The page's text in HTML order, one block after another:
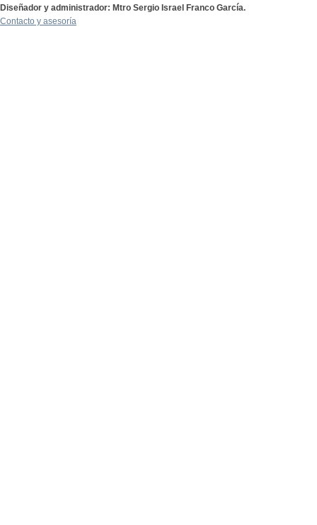
Diseñador y administrador: Mtro Sergio Israel Franco García.
Contacto y asesoría